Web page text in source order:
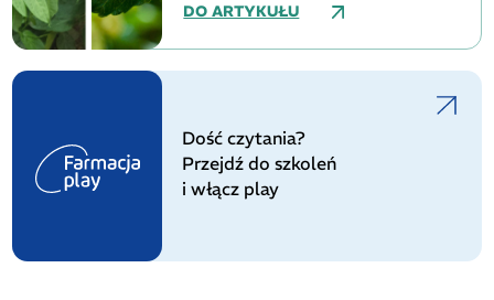
DO ARTYKUŁU
Dość czytania?
Przejdź do szkoleń
i włącz play